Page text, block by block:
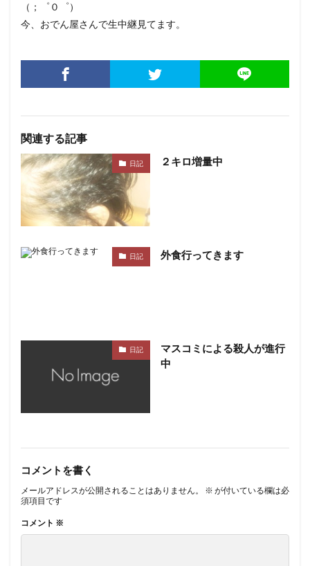
（；゜０゜）
今、おでん屋さんで生中継見てます。
関連する記事
日記 ２キロ増量中
日記 外食行ってきます
日記
マスコミによる殺人が進行
中
コメントを書く
メールアドレスが公開されることはありません。 ※ が付いている欄は必
須項目です
コメント ※